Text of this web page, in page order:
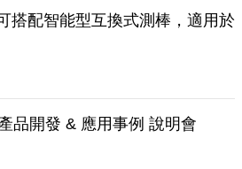
搭配智能型互換式測棒，適用於
品開發 & 應用事例 說明會